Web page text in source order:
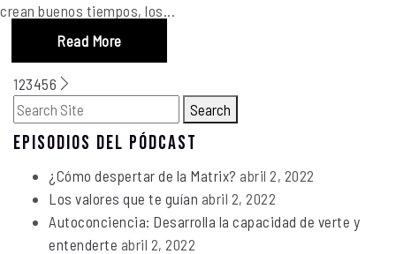
crean buenos tiempos, los...
Read More
123456
Search
EPISODIOS DEL PÓDCAST
¿Cómo despertar de la Matrix? abril 2, 2022
Los valores que te guían abril 2, 2022
Autoconciencia: Desarrolla la capacidad de verte y
entenderte abril 2, 2022